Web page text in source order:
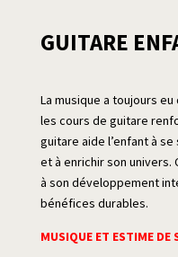
GUITARE
La musique a toujours
les cours de guitare
guitare aide l’enfant à
et à enrichir son
à son développement
bénéfices durables.
MUSIQUE ET ESTIME DE